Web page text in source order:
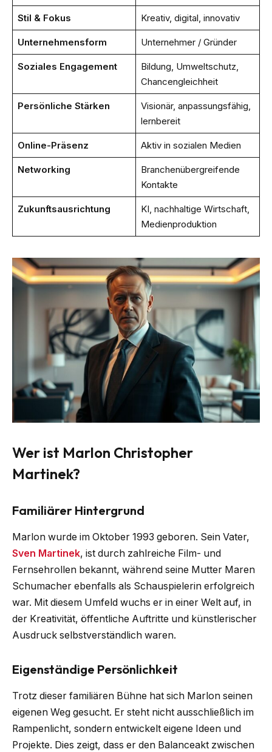
Stil & Fokus Kreativ, digital, innovativ
Unternehmensform Unternehmer / Gründer
Soziales Engagement
Bildung, Umweltschutz,
Chancengleichheit
Persönliche Stärken
Visionär, anpassungsfähig,
lernbereit
Online-Präsenz Aktiv in sozialen Medien
Networking
Branchenübergreifende
Kontakte
Zukunftsausrichtung
KI, nachhaltige Wirtschaft,
Medienproduktion
Wer ist Marlon Christopher
Martinek?
Familiärer Hintergrund
Marlon wurde im Oktober 1993 geboren. Sein Vater,
Sven Martinek, ist durch zahlreiche Film- und
Fernsehrollen bekannt, während seine Mutter Maren
Schumacher ebenfalls als Schauspielerin erfolgreich
war. Mit diesem Umfeld wuchs er in einer Welt auf, in
der Kreativität, öffentliche Auftritte und künstlerischer
Ausdruck selbstverständlich waren.
Eigenständige Persönlichkeit
Trotz dieser familiären Bühne hat sich Marlon seinen
eigenen Weg gesucht. Er steht nicht ausschließlich im
Rampenlicht, sondern entwickelt eigene Ideen und
Projekte. Dies zeigt, dass er den Balanceakt zwischen